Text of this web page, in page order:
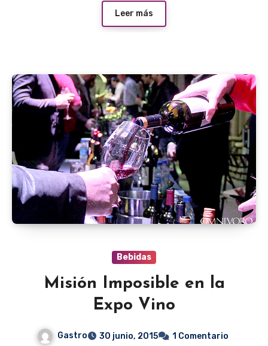
Leer más
Bebidas
Misión Imposible en la
Expo Vino
Gastro 30 junio, 2015 1 Comentario